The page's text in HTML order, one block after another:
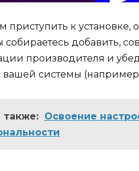
приступить к установке,
собираетесь добавить,
производителя и
системы
также: Освоение